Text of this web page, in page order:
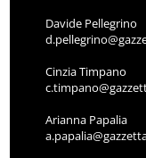
Davide Pellegrino
Cinzia Timpano
Arianna Papalia